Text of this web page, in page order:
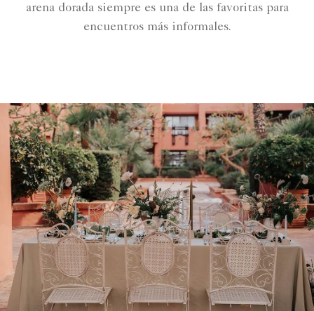
arena dorada siempre es una de las favoritas para
encuentros más informales.